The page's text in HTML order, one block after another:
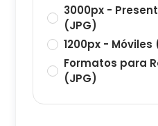
3000px -
(JPG)
1200px - Móviles
Formatos para
(JPG)